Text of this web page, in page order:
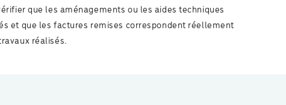
que les aménagements ou les aides techniques
et que les factures remises correspondent réellement
réalisés.